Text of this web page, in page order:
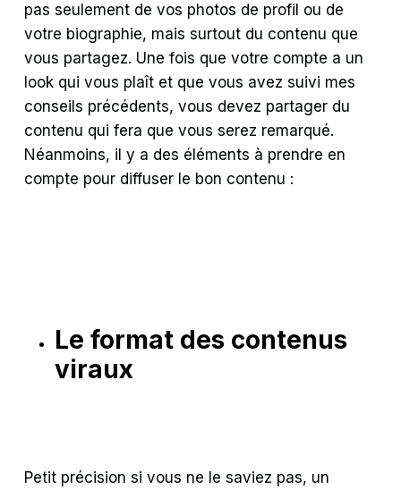
pas seulement de vos photos de profil ou de
votre biographie, mais surtout du contenu que
vous partagez. Une fois que votre compte a un
look qui vous plaît et que vous avez suivi mes
conseils précédents, vous devez partager du
contenu qui fera que vous serez remarqué.
Néanmoins, il y a des éléments à prendre en
compte pour diffuser le bon contenu :
Le format des contenus
viraux
Petit précision si vous ne le saviez pas, un